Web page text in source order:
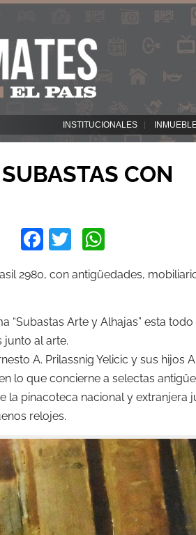
INSTITUCIONALES
CON
Facebook
Twitter
2980, con antigüedades,
“Subastas Arte y Alhajas” esta
junto al arte.
A. Prilassnig Yelicic y sus hijos
lo que concierne a selectas
la pinacoteca nacional y extranjera
relojes.